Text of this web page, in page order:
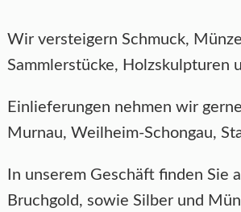
Wir versteigern Schmuck,
Sammlerstücke, Holzskulpturen
Einlieferungen nehmen wir
Murnau, Weilheim-Schongau,
In unserem Geschäft finden
Bruchgold, sowie Silber und